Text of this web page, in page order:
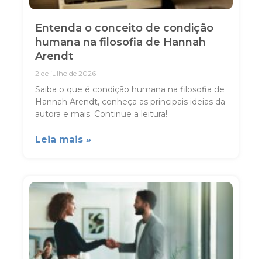
Entenda o conceito de condição
humana na filosofia de Hannah
Arendt
2 de julho de 2026
Saiba o que é condição humana na filosofia de
Hannah Arendt, conheça as principais ideias da
autora e mais. Continue a leitura!
Leia mais »